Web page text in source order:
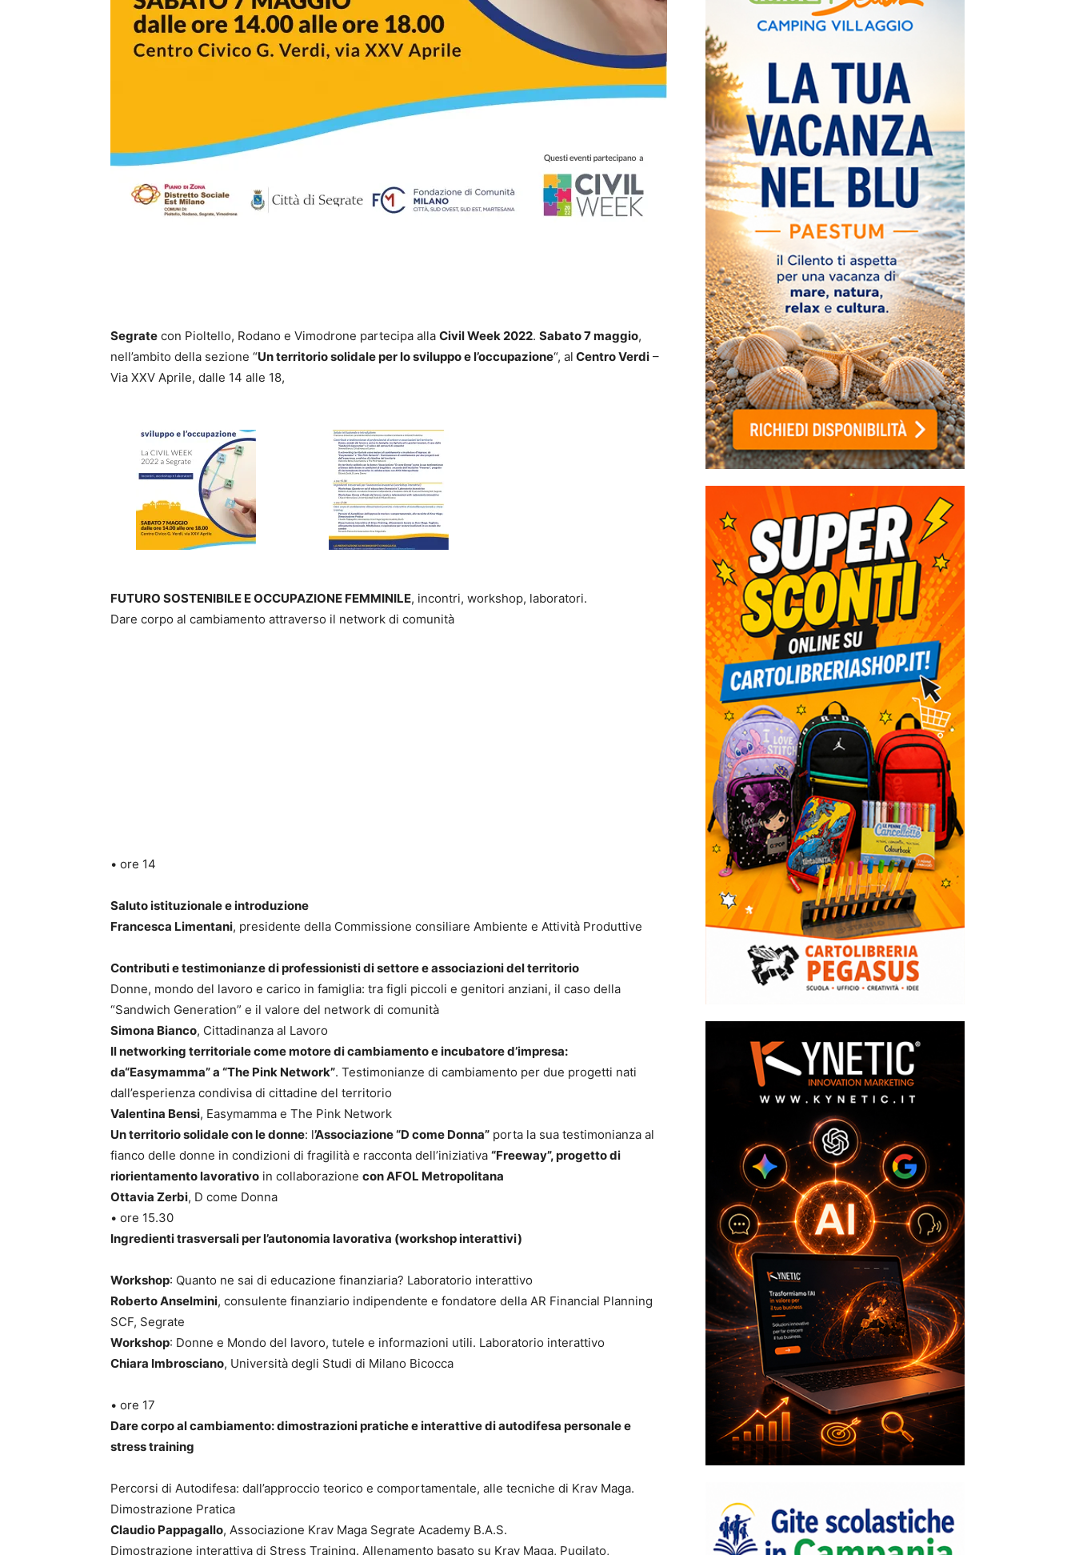
Segrate con Pioltello, Rodano e Vimodrone partecipa alla Civil Week 2022. Sabato 7 maggio,
nell’ambito della sezione “Un territorio solidale per lo sviluppo e l’occupazione“, al Centro Verdi –
Via XXV Aprile, dalle 14 alle 18,
FUTURO SOSTENIBILE E OCCUPAZIONE FEMMINILE, incontri, workshop, laboratori.
Dare corpo al cambiamento attraverso il network di comunità
• ore 14
Saluto istituzionale e introduzione
Francesca Limentani, presidente della Commissione consiliare Ambiente e Attività Produttive
Contributi e testimonianze di professionisti di settore e associazioni del territorio
Donne, mondo del lavoro e carico in famiglia: tra figli piccoli e genitori anziani, il caso della
“Sandwich Generation” e il valore del network di comunità
Simona Bianco, Cittadinanza al Lavoro
Il networking territoriale come motore di cambiamento e incubatore d’impresa:
da“Easymamma” a “The Pink Network”. Testimonianze di cambiamento per due progetti nati
dall’esperienza condivisa di cittadine del territorio
Valentina Bensi, Easymamma e The Pink Network
Un territorio solidale con le donne: l’Associazione “D come Donna” porta la sua testimonianza al
fianco delle donne in condizioni di fragilità e racconta dell’iniziativa “Freeway”, progetto di
riorientamento lavorativo in collaborazione con AFOL Metropolitana
Ottavia Zerbi, D come Donna
• ore 15.30
Ingredienti trasversali per l’autonomia lavorativa (workshop interattivi)
Workshop: Quanto ne sai di educazione finanziaria? Laboratorio interattivo
Roberto Anselmini, consulente finanziario indipendente e fondatore della AR Financial Planning
SCF, Segrate
Workshop: Donne e Mondo del lavoro, tutele e informazioni utili. Laboratorio interattivo
Chiara Imbrosciano, Università degli Studi di Milano Bicocca
• ore 17
Dare corpo al cambiamento: dimostrazioni pratiche e interattive di autodifesa personale e
stress training
Percorsi di Autodifesa: dall’approccio teorico e comportamentale, alle tecniche di Krav Maga.
Dimostrazione Pratica
Claudio Pappagallo, Associazione Krav Maga Segrate Academy B.A.S.
Dimostrazione interattiva di Stress Training. Allenamento basato su Krav Maga, Pugilato,